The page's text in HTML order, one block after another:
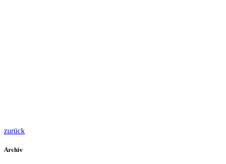
zurück
Archiv